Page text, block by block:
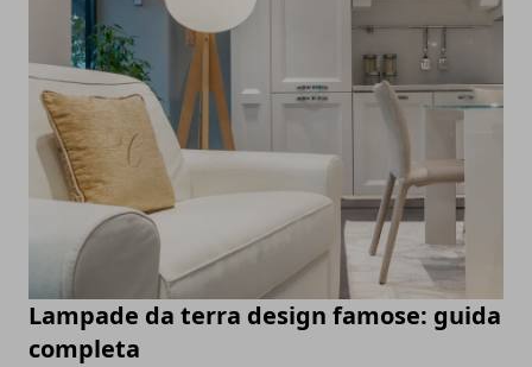
Lampade da terra design famose: guida
completa